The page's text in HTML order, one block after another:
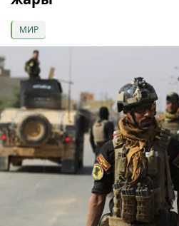
МИР